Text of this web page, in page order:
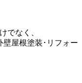
でなく、
壁屋根塗装･リフォー